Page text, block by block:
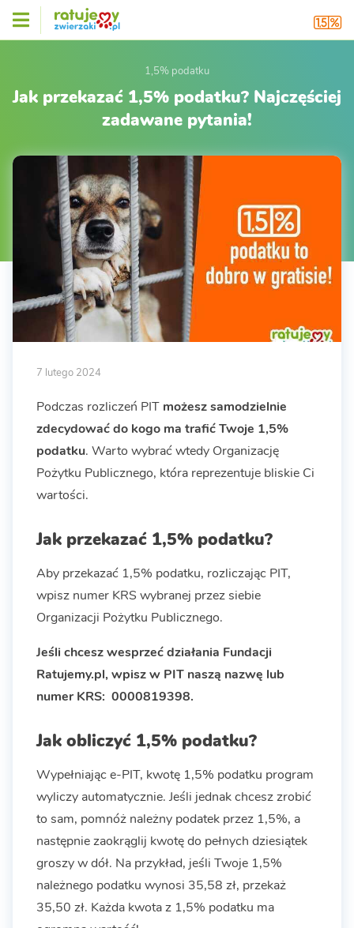
1,5% podatku
Jak przekazać 1,5% podatku? Najczęściej
zadawane pytania!
7 lutego 2024
Podczas rozliczeń PIT możesz samodzielnie
zdecydować do kogo ma trafić Twoje 1,5%
podatku. Warto wybrać wtedy Organizację
Pożytku Publicznego, która reprezentuje bliskie Ci
wartości.
Jak przekazać 1,5% podatku?
Aby przekazać 1,5% podatku, rozliczając PIT,
wpisz numer KRS wybranej przez siebie
Organizacji Pożytku Publicznego.
Jeśli chcesz wesprzeć działania Fundacji
Ratujemy.pl, wpisz w PIT naszą nazwę lub
numer KRS: 0000819398.
Jak obliczyć 1,5% podatku?
Wypełniając e-PIT, kwotę 1,5% podatku program
wyliczy automatycznie. Jeśli jednak chcesz zrobić
to sam, pomnóż należny podatek przez 1,5%, a
następnie zaokrąglij kwotę do pełnych dziesiątek
groszy w dół. Na przykład, jeśli Twoje 1,5%
należnego podatku wynosi 35,58 zł, przekaż
35,50 zł. Każda kwota z 1,5% podatku ma